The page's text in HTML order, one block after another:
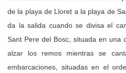
de la playa de Lloret a la playa de
da la salida cuando se divisa el
Sant Pere del Bosc, situada en una
alzar los remos mientras se
embarcaciones, situadas en el